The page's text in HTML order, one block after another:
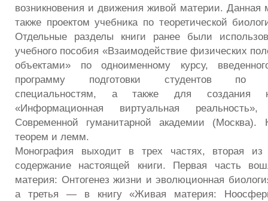
возникновения и движения живой материи. Данная
также проектом учебника по теоретической
Отдельные разделы книги ранее были
учебного пособия «Взаимодействие физических
объектами» по одноименному курсу,
программу подготовки студентов по
специальностям, а также для создания
«Информационная виртуальная
Современной гуманитарной академии (Москва).
теорем и лемм.
Монография выходит в трех частях, вторая из
содержание настоящей книги. Первая часть
материя: Онтогенез жизни и эволюционная
а третья — в книгу «Живая материя: